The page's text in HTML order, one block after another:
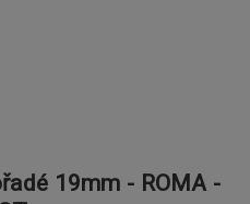
19mm - ROMA -